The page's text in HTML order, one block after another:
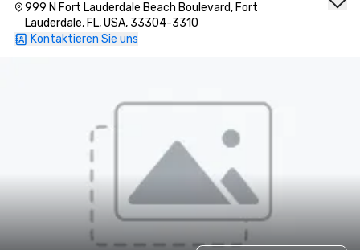
999 N Fort Lauderdale Beach Boulevard, Fort
Lauderdale, FL, USA, 33304-3310
Kontaktieren Sie uns